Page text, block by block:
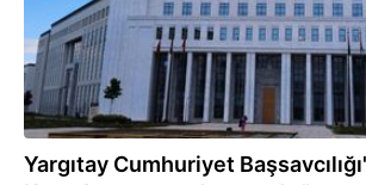
Yargıtay Cumhuriyet